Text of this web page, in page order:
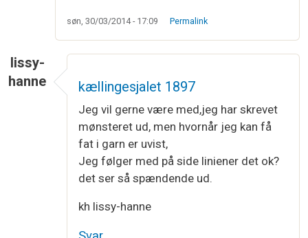
søn, 30/03/2014 - 17:09 Permalink
lissy-
hanne
kællingesjalet 1897
Jeg vil gerne være med,jeg har skrevet
mønsteret ud, men hvornår jeg kan få
fat i garn er uvist,
Jeg følger med på side liniener det ok?
det ser så spændende ud.
kh lissy-hanne